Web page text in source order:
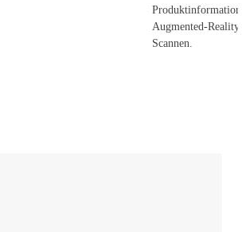
Augmented-
Scannen.